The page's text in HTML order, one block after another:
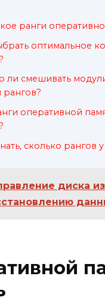
ранги
оптимальное
ли смешивать
рангов?
оперативной
сколько рангов
диска